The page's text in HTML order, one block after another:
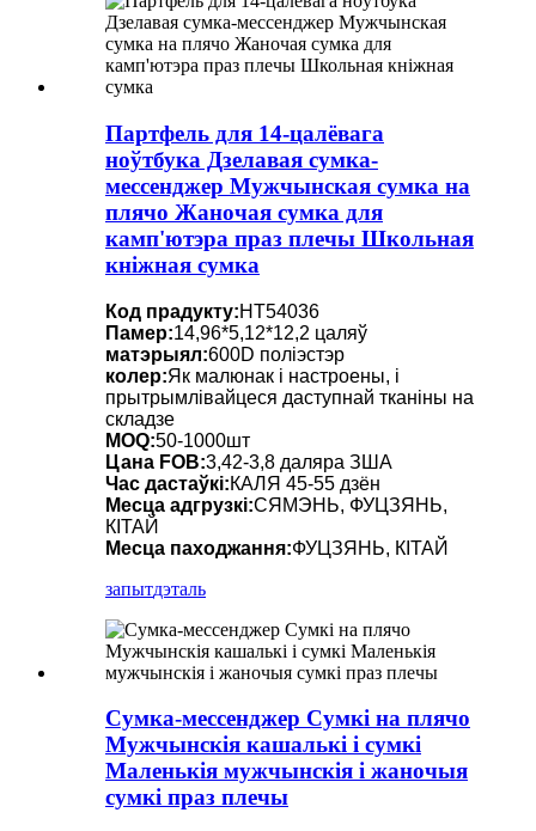
Партфель для 14-цалёвага
ноўтбука Дзелавая сумка-
мессенджер Мужчынская сумка на
плячо Жаночая сумка для
камп'ютэра праз плечы Школьная
кніжная сумка
Код прадукту:HT54036
Памер:14,96*5,12*12,2 цаляў
матэрыял:600D поліэстэр
колер:Як малюнак і настроены, і
прытрымлівайцеся даступнай тканіны на
складзе
MOQ:50-1000шт
Цана FOB:3,42-3,8 даляра ЗША
Час дастаўкі:КАЛЯ 45-55 дзён
Месца адгрузкі:СЯМЭНЬ, ФУЦЗЯНЬ,
КІТАЙ
Месца паходжання:ФУЦЗЯНЬ, КІТАЙ
запытдэталь
Сумка-мессенджер Сумкі на плячо
Мужчынскія кашалькі і сумкі
Маленькія мужчынскія і жаночыя
сумкі праз плечы